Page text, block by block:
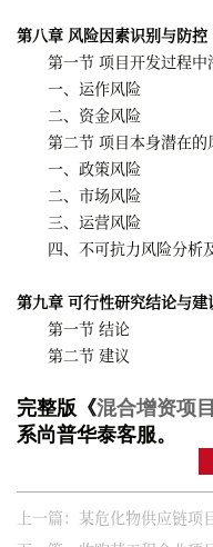
第八章 风险因素识别与防控
第一节 项目开发过程中
一、运作风险
二、资金风险
第二节 项目本身潜在的
一、政策风险
二、市场风险
三、运营风险
四、不可抗力风险分析
第九章 可行性研究结论与建
第一节 结论
第二节 建议
完整版《混合增资项
系尚普华泰客服。
上一篇：某危化物供应链项